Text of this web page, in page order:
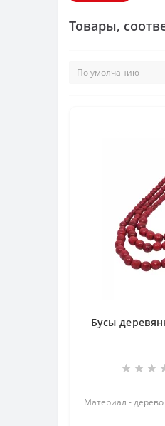
Товары,
Бусы
Материал -